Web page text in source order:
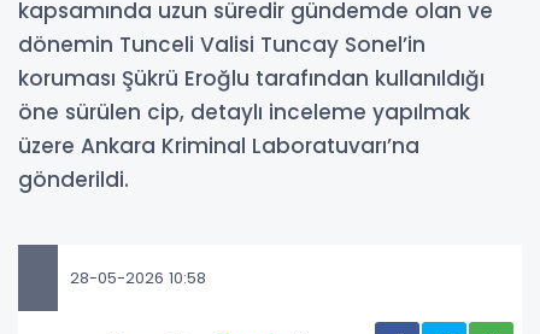
kapsamında uzun süredir gündemde olan ve
dönemin Tunceli Valisi Tuncay Sonel’in
koruması Şükrü Eroğlu tarafından kullanıldığı
öne sürülen cip, detaylı inceleme yapılmak
üzere Ankara Kriminal Laboratuvarı’na
gönderildi.
28-05-2026 10:58